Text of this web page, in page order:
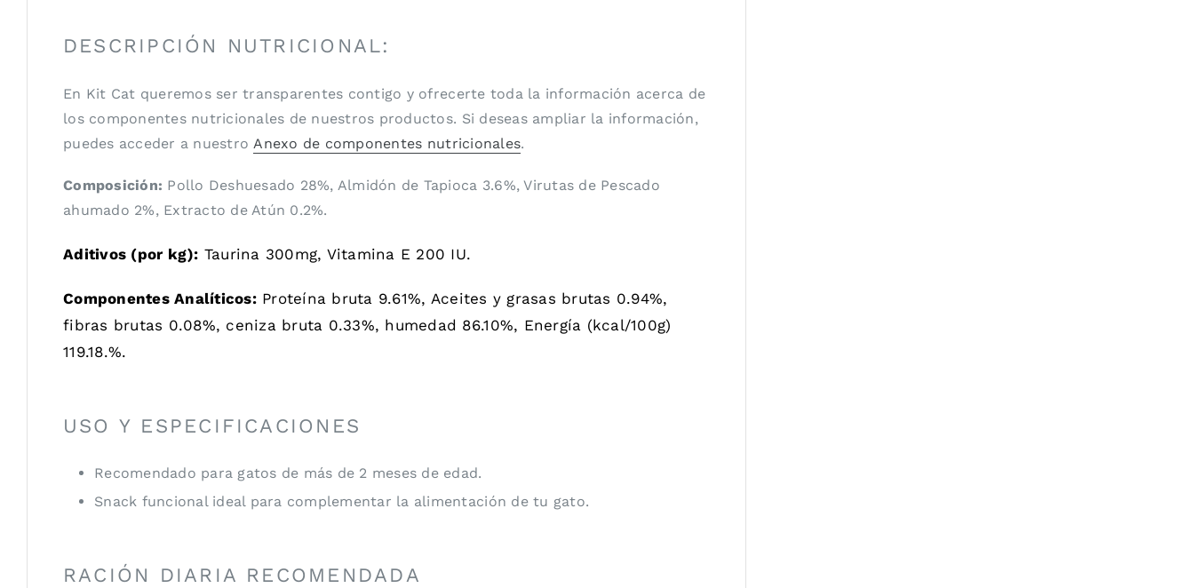
DESCRIPCIÓN NUTRICIONAL:
En Kit Cat queremos ser transparentes contigo y ofrecerte toda la información acerca de
los componentes nutricionales de nuestros productos. Si deseas ampliar la información,
puedes acceder a nuestroAnexo de componentes nutricionales.
Composición: Pollo Deshuesado 28%, Almidón de Tapioca 3.6%, Virutas de Pescado
ahumado 2%, Extracto de Atún 0.2%.
Aditivos (por kg): Taurina 300mg, Vitamina E 200 IU.
Componentes Analíticos:Proteína bruta 9.61%, Aceites y grasas brutas 0.94%,
fibras brutas 0.08%, ceniza bruta 0.33%, humedad 86.10%, Energía (kcal/100g)
119.18.%.
USO Y ESPECIFICACIONES
Recomendado para gatos de más de 2 meses de edad.
Snack funcional ideal para complementar la alimentación de tu gato.
RACIÓN DIARIA RECOMENDADA